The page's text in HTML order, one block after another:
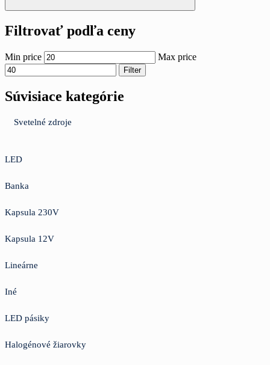
Filtrovať podľa ceny
Min price Max price
Filter
Súvisiace kategórie
Svetelné zdroje
LED
Banka
Kapsula 230V
Kapsula 12V
Lineárne
Iné
LED pásiky
Halogénové žiarovky